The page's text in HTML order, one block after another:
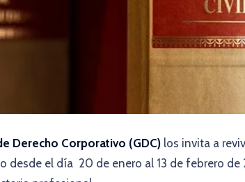
Derecho Corporativo (GDC) los invita a
desde el día 20 de enero al 13 de febrero